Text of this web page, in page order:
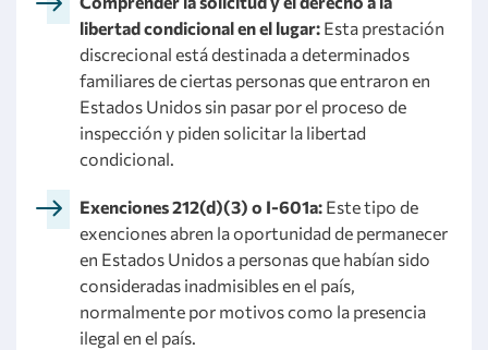
libertad condicional en el lugar: Esta prestación
discrecional está destinada a determinados
familiares de ciertas personas que entraron en
Estados Unidos sin pasar por el proceso de
inspección y piden solicitar la libertad
condicional.
Exenciones 212(d)(3) o I-601a: Este tipo de
exenciones abren la oportunidad de permanecer
en Estados Unidos a personas que habían sido
consideradas inadmisibles en el país,
normalmente por motivos como la presencia
ilegal en el país.